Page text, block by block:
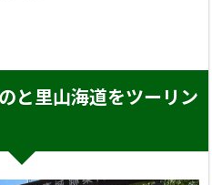
と里山海道をツーリン